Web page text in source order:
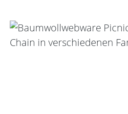
Bildergalerie überspringen